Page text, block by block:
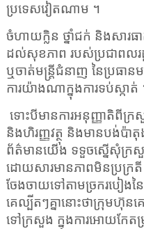
ប្រទេសវៀតណាម ។
ចំហាយក្លិន ថ្នាំជក់ និងសារ
ដល់សុខភាព របស់ប្រជាពលរ
ឬចាត់មន្ត្រីជំនាញ នៃប្រធានម
ការយ៉ាងណាក្នុងការទប់ស្កាត់
ទោះបីមានការអនុញ្ញាតិពីក្រ
និងហិរញ្ញវត្ថុ និងមានបង់ប៉ាតុ
ព័ត៌មានយើង ទទួចស្នើសុំក្រសួ
ដោយសារមានភាពមិនប្រក្រ
ចែងចាយទៅតាមច្រករបៀង
គេល្បីតៗគ្នានោះថាក្រុមហ៊ុនគ
ទៅក្រសួង ក្នុងការអោយកែតម្